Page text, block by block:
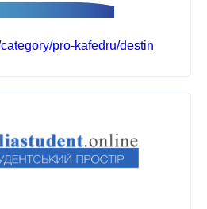
pro-kafedru/destin